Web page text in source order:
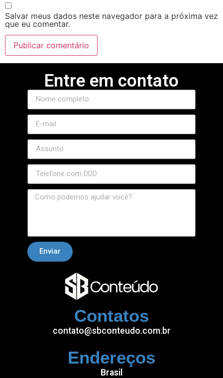
Salvar meus dados neste navegador para a próxima vez
que eu comentar.
Contatos
contato@sbconteudo.com.br
Endereços
Brasil
Entre em contato
Enviar